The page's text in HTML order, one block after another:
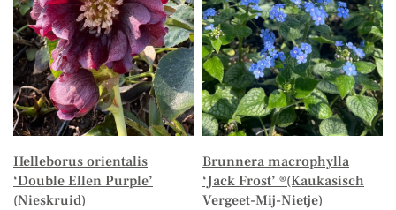
Helleborus orientalis
‘Double Ellen Purple’
(Nieskruid)
Brunnera macrophylla
‘Jack Frost’ ®(Kaukasisch
Vergeet-Mij-Nietje)